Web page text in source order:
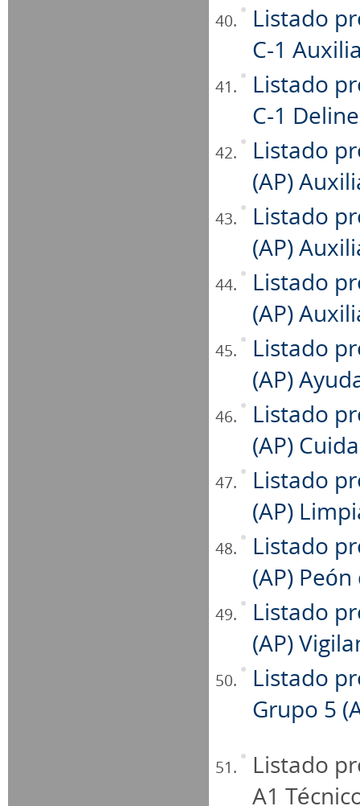
Listado
C-1
Listado
C-1
Listado
(AP)
Listado
(AP)
Listado
(AP)
Listado
(AP)
Listado
(AP)
Listado
(AP)
Listado
(AP)
Listado
(AP)
Listado
Grupo 5
Listado
A1